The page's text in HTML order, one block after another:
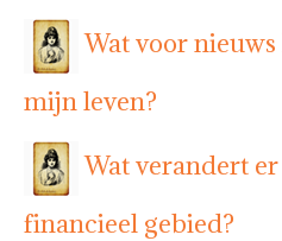
Wat voor
mijn leven?
Wat verandert
financieel gebied?